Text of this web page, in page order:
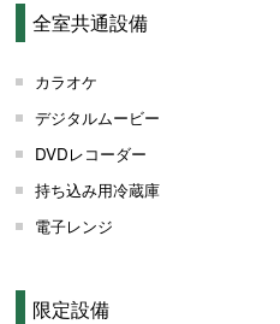
全室共通設備
カラオケ
デジタルムービー
DVDレコーダー
持ち込み用冷蔵庫
電子レンジ
限定設備